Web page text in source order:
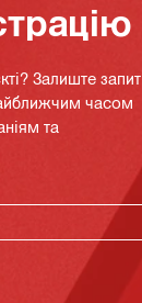
Залиште запит
часом
та